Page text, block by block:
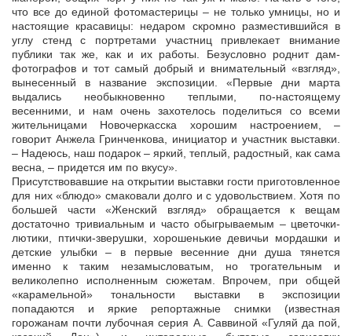
что все до единой фотомастерицы – не только умницы, но и
настоящие красавицы: недаром скромно разместившийся в
углу стенд с портретами участниц привлекает внимание
публики так же, как и их работы. Безусловно роднит дам-
фотографов и тот самый добрый и внимательный «взгляд»,
вынесенный в название экспозиции. «Первые дни марта
выдались необыкновенно теплыми, по-настоящему
весенними, и нам очень захотелось поделиться со всеми
жительницами Новочеркасска хорошим настроением, –
говорит Анжела Гринченкова, инициатор и участник выставки.
– Надеюсь, наш подарок – яркий, теплый, радостный, как сама
весна, – придется им по вкусу».
Присутствовавшие на открытии выставки гости приготовленное
для них «блюдо» смаковали долго и с удовольствием. Хотя по
большей части «Женский взгляд» обращается к вещам
достаточно тривиальным и часто обыгрываемым – цветочки-
лютики, птички-зверушки, хорошенькие девичьи мордашки и
детские улыбки – в первые весенние дни душа тянется
именно к таким незамысловатым, но трогательным и
великолепно исполненным сюжетам. Впрочем, при общей
«карамельной» тональности выставки в экспозиции
попадаются и яркие репортажные снимки (известная
горожанам почти лубочная серия А. Саввиной «Гуляй да пой,